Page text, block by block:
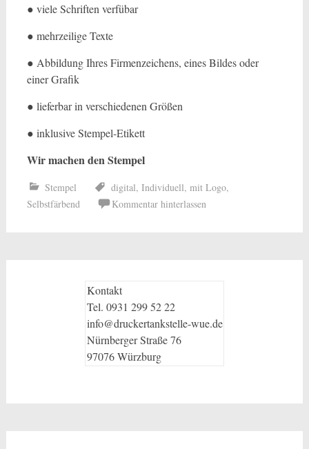
● viele Schriften verfübar
● mehrzeilige Texte
● Abbildung Ihres Firmenzeichens, eines Bildes oder
einer Grafik
● lieferbar in verschiedenen Größen
● inklusive Stempel-Etikett
Wir machen den Stempel
Stempel digital, Individuell, mit Logo,
Selbstfärbend
Kommentar hinterlassen
Kontakt
Tel. 0931 299 52 22
info@druckertankstelle-wue.de
Nürnberger Straße 76
97076 Würzburg